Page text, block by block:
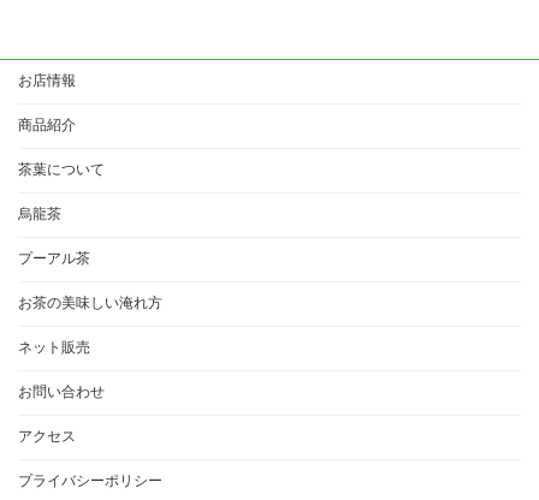
お店情報
商品紹介
茶葉について
烏龍茶
プーアル茶
お茶の美味しい淹れ方
ネット販売
お問い合わせ
アクセス
プライバシーポリシー